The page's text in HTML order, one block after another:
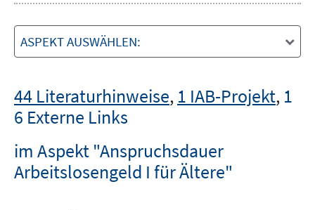
ASPEKT AUSWÄHLEN:
44 Literaturhinweise, 1 IAB-Projekt, 1
6 Externe Links
im Aspekt "Anspruchsdauer
Arbeitslosengeld I für Ältere"